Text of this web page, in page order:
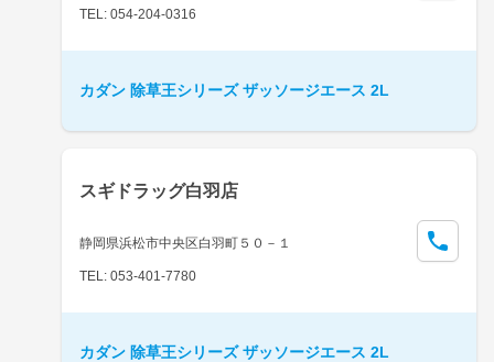
TEL: 054-204-0316
カダン 除草王シリーズ ザッソージエース 2L
スギドラッグ白羽店
静岡県浜松市中央区白羽町５０－１
TEL: 053-401-7780
カダン 除草王シリーズ ザッソージエース 2L